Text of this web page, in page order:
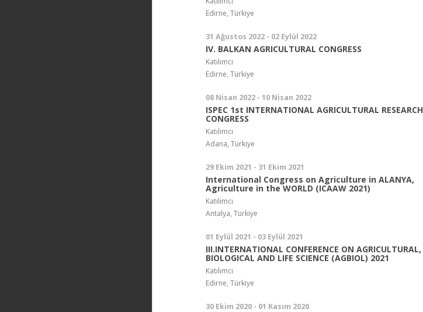
Edirne, Türkiye
31 Ağustos 2022 - 02 Eylül 2022
IV. BALKAN AGRICULTURAL CONGRESS
Katılımcı
Edirne, Türkiye
08 Nisan 2022 - 10 Nisan 2022
ISPEC 1st INTERNATIONAL AGRICULTURAL RESEARCH
CONGRESS
Katılımcı
Adana, Türkiye
29 Ekim 2021 - 31 Ekim 2021
International Congress on Agriculture in ALANYA,
Agriculture in the WORLD (ICAAW 2021)
Katılımcı
Antalya, Türkiye
01 Eylül 2021 - 03 Eylül 2021
III.INTERNATIONAL CONFERENCE ON AGRICULTURAL,
BIOLOGICAL AND LIFE SCIENCE (AGBIOL) 2021
Katılımcı
Edirne, Türkiye
30 Ekim 2020 - 01 Kasım 2020